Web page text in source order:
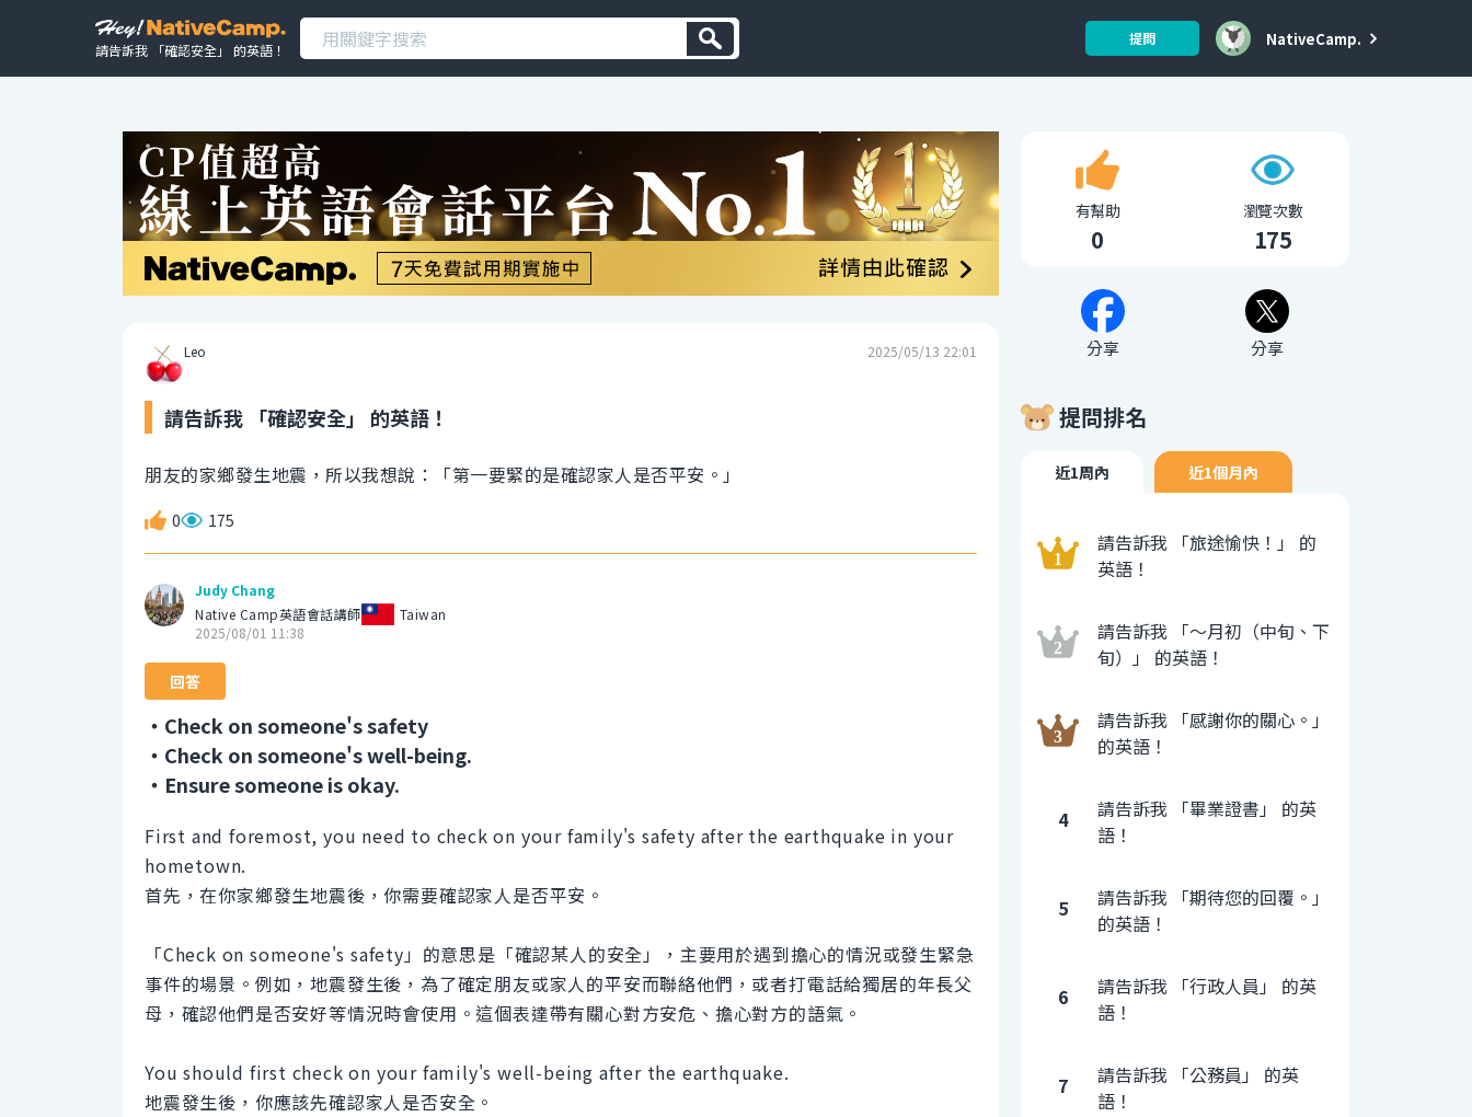
請告訴我 「確認安全」 的英語！
提問 NativeCamp.
Leo 2025/05/13 22:01
請告訴我 「確認安全」 的英語！
朋友的家鄉發生地震，所以我想說：「第一要緊的是確認家人是否平安。」
0 175
Judy Chang
Native Camp英語會話講師
Taiwan
2025/08/01 11:38
回答
・Check on someone's safety
・Check on someone's well-being.
・Ensure someone is okay.
First and foremost, you need to check on your family's safety after the earthquake in your
hometown.
首先，在你家鄉發生地震後，你需要確認家人是否平安。
「Check on someone's safety」的意思是「確認某人的安全」，主要用於遇到擔心的情況或發生緊急
事件的場景。例如，地震發生後，為了確定朋友或家人的平安而聯絡他們，或者打電話給獨居的年長父
母，確認他們是否安好等情況時會使用。這個表達帶有關心對方安危、擔心對方的語氣。
You should first check on your family's well-being after the earthquake.
地震發生後，你應該先確認家人是否安全。
有幫助
0
瀏覽次數
175
分享 分享
提問排名
近1周內 近1個月內
請告訴我 「旅途愉快！」 的
英語！
請告訴我 「〜月初（中旬、下
旬）」 的英語！
請告訴我 「感謝你的關心。」
的英語！
4
請告訴我 「畢業證書」 的英
語！
5
請告訴我 「期待您的回覆。」
的英語！
6
請告訴我 「行政人員」 的英
語！
7
請告訴我 「公務員」 的英
語！